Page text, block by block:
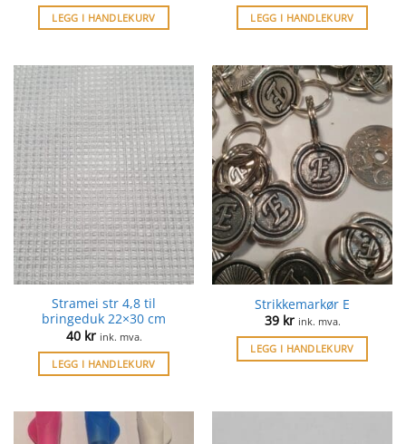
LEGG I HANDLEKURV
LEGG I HANDLEKURV
Stramei str 4,8 til
bringeduk 22×30 cm
40 kr ink. mva.
LEGG I HANDLEKURV
Strikkemarkør E
39 kr ink. mva.
LEGG I HANDLEKURV